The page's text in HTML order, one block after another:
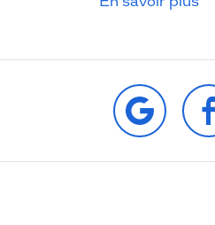
SUR
GOOGLE
SUR